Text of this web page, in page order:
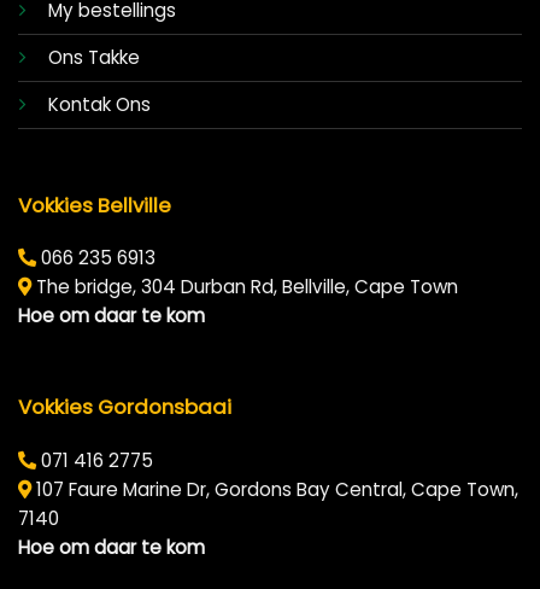
My bestellings
Ons Takke
Kontak Ons
Vokkies Bellville
066 235 6913
The bridge, 304 Durban Rd, Bellville, Cape Town
Hoe om daar te kom
Vokkies Gordonsbaai
071 416 2775
107 Faure Marine Dr, Gordons Bay Central, Cape Town,
7140
Hoe om daar te kom